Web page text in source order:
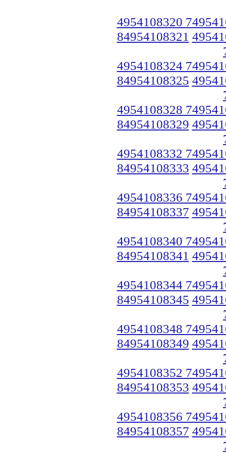
4954108320
84954108321
4954108324
84954108325
4954108328
84954108329
4954108332
84954108333
4954108336
84954108337
4954108340
84954108341
4954108344
84954108345
4954108348
84954108349
4954108352
84954108353
4954108356
84954108357